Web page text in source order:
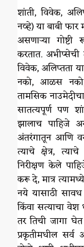
शांती, विवेक,
नव्हे) या बाबी फार
असणाऱ्या गोष्टी
करतात.
विवेक, अलिप्तता
नको, आळस
तामसिक
सातत्यपूर्ण पण
झालाच पाहिजे
अंतरंगातून आणि
त्याचे क्षेत्र,
निरीक्षण केले
करू दे, मात्र
नये यासाठी सावध
किंवा सत्याचा वेश
तर तिची जागा
प्रकृतीमधील